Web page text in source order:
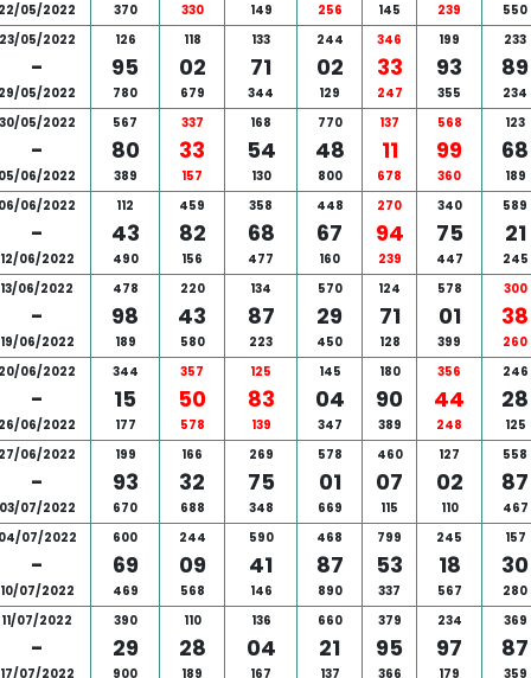
05/2022 370 330 149 256 145 239
550
05/2022
-
05/2022
126
95
780
118
02
679
133
71
344
244
02
129
346
33
247
199
93
355
233
89
234
05/2022
-
06/2022
567
80
389
337
33
157
168
54
130
770
48
800
137
11
678
568
99
360
123
68
189
06/2022
-
12/06/2022
112
43
490
459
82
156
358
68
477
448
67
160
270
94
239
340
75
447
589
21
245
13/06/2022
-
19/06/2022
478
98
189
220
43
580
134
87
223
570
29
450
124
71
128
578
01
399
300
38
260
06/2022
-
06/2022
344
15
177
357
50
578
125
83
139
145
04
347
180
90
389
356
44
248
246
28
125
06/2022
-
07/2022
199
93
670
166
32
688
269
75
348
578
01
669
460
07
115
127
02
110
558
87
467
07/2022
-
10/07/2022
600
69
469
244
09
568
590
41
146
468
87
890
799
53
337
245
18
567
157
30
280
11/07/2022
-
17/07/2022
390
29
900
110
28
189
136
04
167
660
21
137
379
95
366
234
97
179
369
87
359